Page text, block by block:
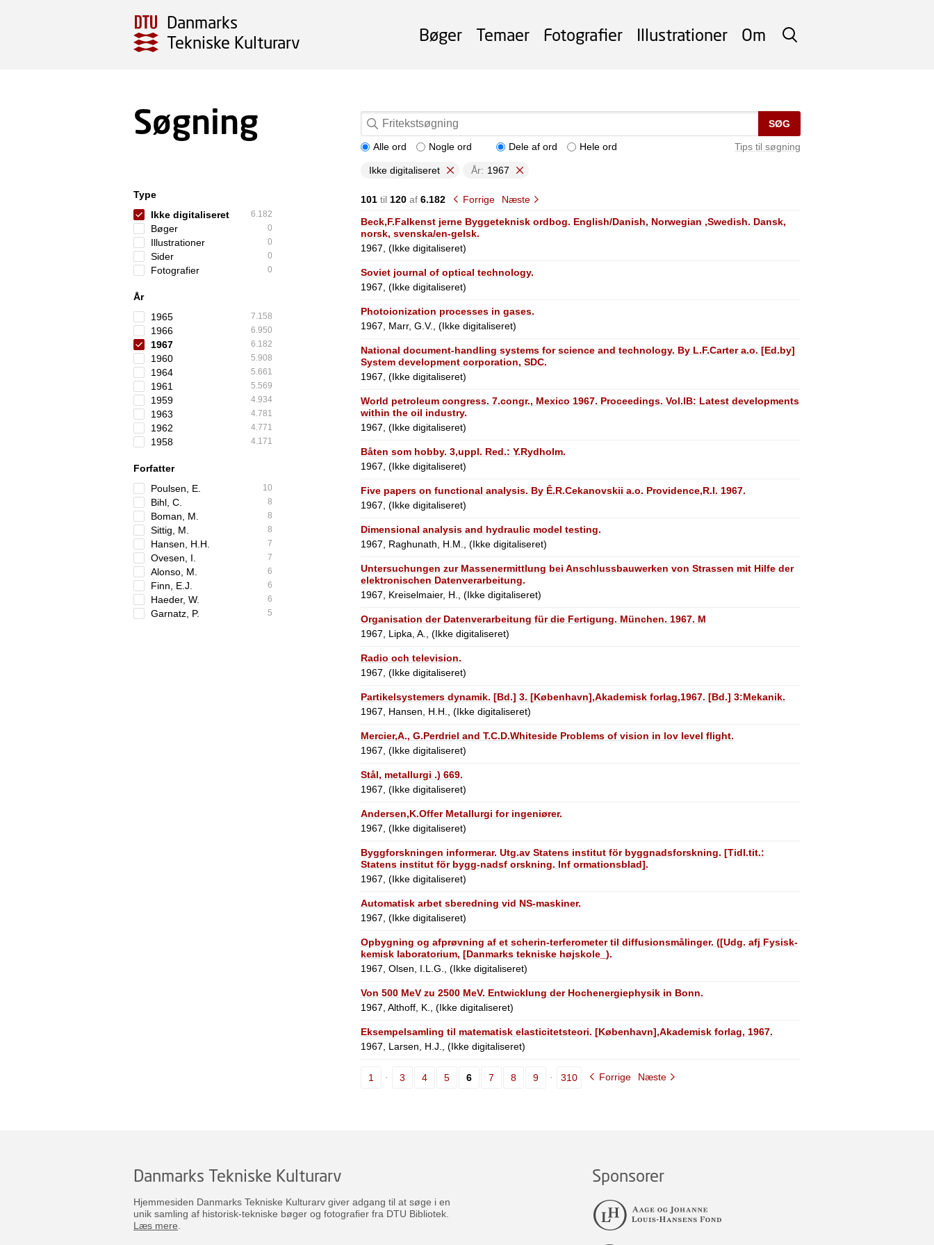
Danmarks
Tekniske Kulturarv
SØG
Bøger Temaer Fotografier Illustrationer Om
Søgning SØG
Tips til søgning
Alle ord Nogle ord Dele af ord Hele ord
Ikke digitaliseret År: 1967
Type
Ikke digitaliseret
6.182
Bøger 0
Illustrationer 0
Sider 0
Fotografier 0
År
1965
7.158
1966 6.950
1967 6.182
1960 5.908
1964 5.661
1961 5.569
1959 4.934
1963 4.781
1962 4.771
1958 4.171
Forfatter
Poulsen, E.
10
Bihl, C. 8
Boman, M. 8
Sittig, M. 8
Hansen, H.H. 7
Ovesen, I. 7
Alonso, M. 6
Finn, E.J. 6
Haeder, W. 6
Garnatz, P. 5
101til 120af 6.182 Forrige
Næste
Beck,F.Falkenst jerne Byggeteknisk ordbog. English/Danish, Norwegian ,Swedish. Dansk,
norsk, svenska/en-gelsk.
1967, (Ikke digitaliseret)
Soviet journal of optical technology.
1967, (Ikke digitaliseret)
Photoionization processes in gases.
1967, Marr, G.V., (Ikke digitaliseret)
National document-handling systems for science and technology. By L.F.Carter a.o. [Ed.by]
System development corporation, SDC.
1967, (Ikke digitaliseret)
World petroleum congress. 7.congr., Mexico 1967. Proceedings. Vol.lB: Latest developments
within the oil industry.
1967, (Ikke digitaliseret)
Båten som hobby. 3,uppl. Red.: Y.Rydholm.
1967, (Ikke digitaliseret)
Five papers on functional analysis. By Ê.R.Cekanovskii a.o. Providence,R.I. 1967.
1967, (Ikke digitaliseret)
Dimensional analysis and hydraulic model testing.
1967, Raghunath, H.M., (Ikke digitaliseret)
Untersuchungen zur Massenermittlung bei Anschlussbauwerken von Strassen mit Hilfe der
elektronischen Datenverarbeitung.
1967, Kreiselmaier, H., (Ikke digitaliseret)
Organisation der Datenverarbeitung für die Fertigung. München. 1967. M
1967, Lipka, A., (Ikke digitaliseret)
Radio och television.
1967, (Ikke digitaliseret)
Partikelsystemers dynamik. [Bd.] 3. [København],Akademisk forlag,1967. [Bd.] 3:Mekanik.
1967, Hansen, H.H., (Ikke digitaliseret)
Mercier,A., G.Perdriel and T.C.D.Whiteside Problems of vision in lov level flight.
1967, (Ikke digitaliseret)
Stål, metallurgi .) 669.
1967, (Ikke digitaliseret)
Andersen,K.Offer Metallurgi for ingeniører.
1967, (Ikke digitaliseret)
Byggforskningen informerar. Utg.av Statens institut för byggnadsforskning. [Tidl.tit.:
Statens institut för bygg-nadsf orskning. Inf ormationsblad].
1967, (Ikke digitaliseret)
Automatisk arbet sberedning vid NS-maskiner.
1967, (Ikke digitaliseret)
Opbygning og afprøvning af et scherin-terferometer til diffusionsmålinger. ([Udg. afj Fysisk-
kemisk laboratorium, [Danmarks tekniske højskole_).
1967, Olsen, I.L.G., (Ikke digitaliseret)
Von 500 MeV zu 2500 MeV. Entwicklung der Hochenergiephysik in Bonn.
1967, Althoff, K., (Ikke digitaliseret)
Eksempelsamling til matematisk elasticitetsteori. [København],Akademisk forlag, 1967.
1967, Larsen, H.J., (Ikke digitaliseret)
1 3 4 5 6 7 8 9 310 Forrige Næste
Danmarks Tekniske Kulturarv
Hjemmesiden Danmarks Tekniske Kulturarv giver adgang til at søge i en
unik samling af historisk-tekniske bøger og fotografier fra DTU Bibliotek.
Læs mere
Sponsorer